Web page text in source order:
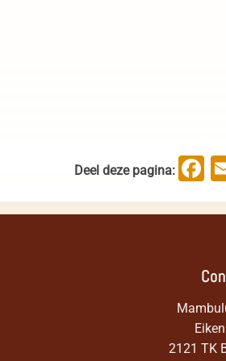
Deel deze pagina:
2121 TK